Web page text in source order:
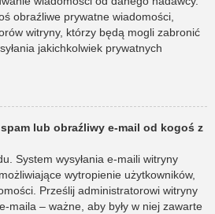
obraźliwe prywatne wiadomości,
witryny, którzy będą mogli zabronić
jakichkolwiek prywatnych
spam lub obraźliwy e-mail od kogoś z
System wysyłania e-maili witryny
wytropienie użytkowników,
Prześlij administratorowi witryny
maila – ważne, aby były w niej zawarte